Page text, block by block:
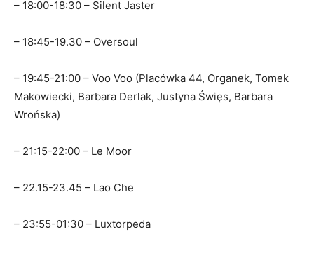
– 18:00-18:30 – Silent Jaster
– 18:45-19.30 – Oversoul
– 19:45-21:00 – Voo Voo (Placówka 44, Organek, Tomek
Makowiecki, Barbara Derlak, Justyna Święs, Barbara
Wrońska)
– 21:15-22:00 – Le Moor
– 22.15-23.45 – Lao Che
– 23:55-01:30 – Luxtorpeda